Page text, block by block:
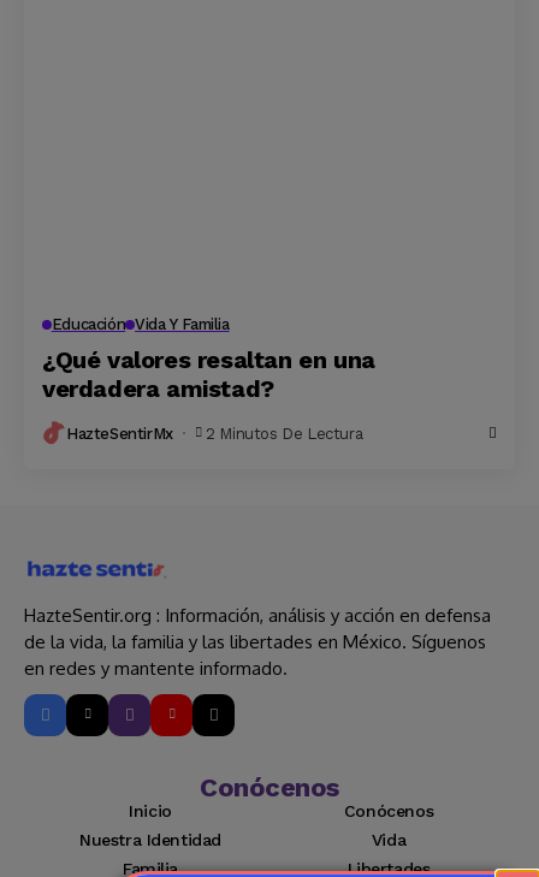
Educación Vida Y Familia
¿Qué valores resaltan en una
verdadera amistad?
HazteSentirMx 2 Minutos De Lectura
HazteSentir.org : Información, análisis y acción en defensa
de la vida, la familia y las libertades en México. Síguenos
en redes y mantente informado.
Conócenos
Inicio
Conócenos
Nuestra Identidad
Vida
Familia
Libertades